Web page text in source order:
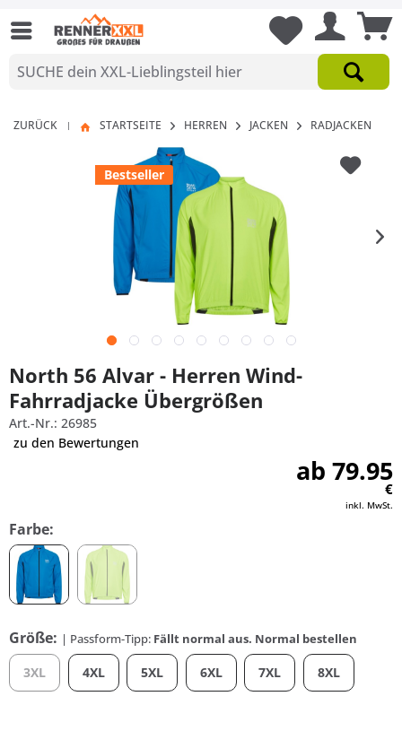
ZURÜCK | STARTSEITE HERREN JACKEN RADJACKEN
Bestseller
North 56 Alvar - Herren Wind-
Fahrradjacke Übergrößen
Art.-Nr.: 26985
zu den Bewertungen
ab 79.95
€
inkl. MwSt.
Farbe:
Größe: | Passform-Tipp: Fällt normal aus. Normal bestellen
3XL 4XL 5XL 6XL 7XL 8XL